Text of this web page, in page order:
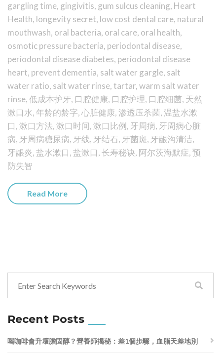
gargling time, gingivitis, gum sulcus cleaning, Heart
Health, longevity secret, low cost dental care, natural
mouthwash, oral bacteria, oral care, oral health,
osmotic pressure bacteria, periodontal disease,
periodontal disease diabetes, periodontal disease
heart, prevent dementia, salt water gargle, salt
water ratio, salt water rinse, tartar,warm salt water
rinse,低成本护牙, 口腔健康, 口腔护理, 口腔细菌, 天然
漱口水,年龄的龄字,心脏健康, 渗透压杀菌, 温盐水漱
口,漱口方法,漱口时间,漱口比例, 牙周病, 牙周病心脏
病, 牙周病糖尿病, 牙线, 牙结石, 牙菌斑, 牙龈沟清洁,
牙龈炎,盐水漱口,盐漱口,长寿秘诀, 阿尔茨海默症,预
防失智
Read More
Recent Posts
喝咖啡會升壞膽固醇？營養師揭秘：差1個步驟，血脂天差地別